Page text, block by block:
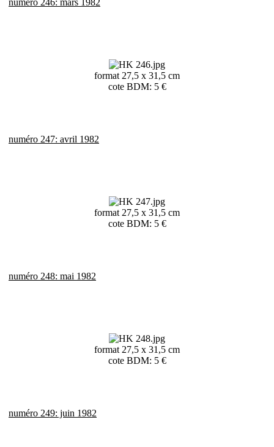
numéro 246: mars 1982
format 27,5 x 31,5 cm
cote BDM: 5 €
numéro 247: avril 1982
format 27,5 x 31,5 cm
cote BDM: 5 €
numéro 248: mai 1982
format 27,5 x 31,5 cm
cote BDM: 5 €
numéro 249: juin 1982